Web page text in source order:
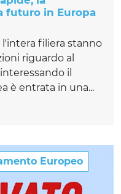
futuro in Europa
l'intera filiera stanno
riguardo al
il
è entrata in una...
Europeo